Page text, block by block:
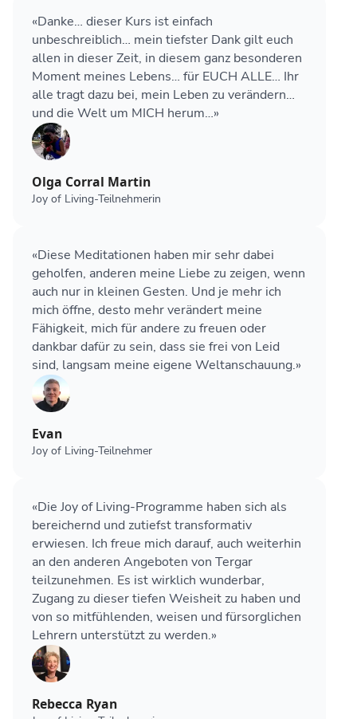
«Danke… dieser Kurs ist einfach
unbeschreiblich… mein tiefster Dank gilt euch
allen in dieser Zeit, in diesem ganz besonderen
Moment meines Lebens… für EUCH ALLE… Ihr
alle tragt dazu bei, mein Leben zu verändern…
und die Welt um MICH herum…»
Olga Corral Martin
Joy of Living-Teilnehmerin
«Diese Meditationen haben mir sehr dabei
geholfen, anderen meine Liebe zu zeigen, wenn
auch nur in kleinen Gesten. Und je mehr ich
mich öffne, desto mehr verändert meine
Fähigkeit, mich für andere zu freuen oder
dankbar dafür zu sein, dass sie frei von Leid
sind, langsam meine eigene Weltanschauung.»
Evan
Joy of Living-Teilnehmer
«Die Joy of Living-Programme haben sich als
bereichernd und zutiefst transformativ
erwiesen. Ich freue mich darauf, auch weiterhin
an den anderen Angeboten von Tergar
teilzunehmen. Es ist wirklich wunderbar,
Zugang zu dieser tiefen Weisheit zu haben und
von so mitfühlenden, weisen und fürsorglichen
Lehrern unterstützt zu werden.»
Rebecca Ryan